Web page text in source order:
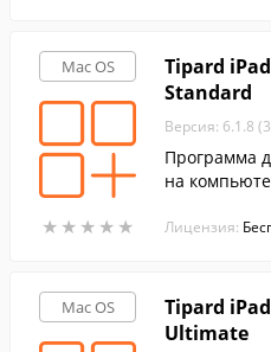
Mac OS
★ ★ ★ ★ ★
★ ★ ★ ★ ★
Tipard
Standard
Версия: 6.1.8
Программа
на
Лицензия:
Mac OS
Tipard
Ultimate